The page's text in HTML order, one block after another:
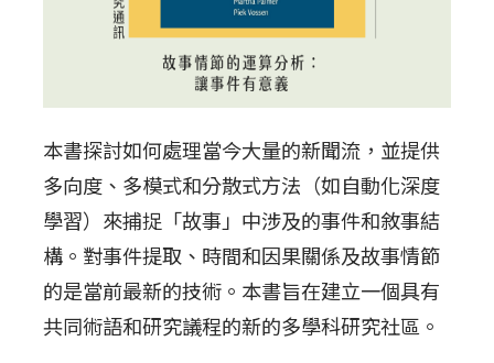
本書探討如何處理當今大量的新聞流，並提供
多向度、多模式和分散式方法（如自動化深度
學習）來捕捉「故事」中涉及的事件和敘事結
構。對事件提取、時間和因果關係及故事情節
的是當前最新的技術。本書旨在建立一個具有
共同術語和研究議程的新的多學科研究社區。